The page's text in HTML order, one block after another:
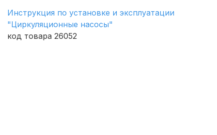
Инструкция по установке и эксплуатации
"Циркуляционные насосы"
код товара 26052